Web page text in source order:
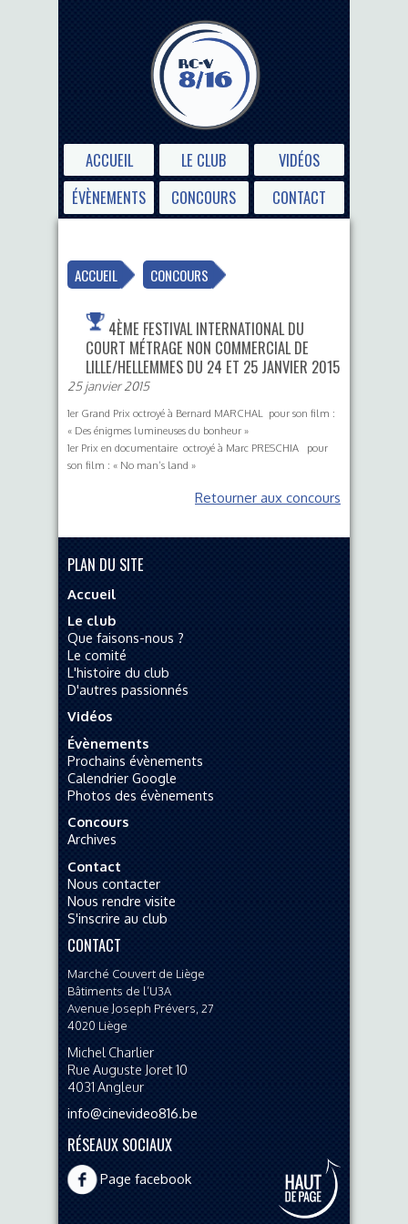
ACCUEIL LE CLUB
VIDÉOS
ÉVÈNEMENTS
CONCOURS CONTACT
ACCUEIL CONCOURS
4ÈME FESTIVAL INTERNATIONAL DU
COURT MÉTRAGE NON COMMERCIAL DE
LILLE/HELLEMMES DU 24 ET 25 JANVIER 2015
25 janvier 2015
1er Grand Prix octroyé à Bernard MARCHAL pour son film :
« Des énigmes lumineuses du bonheur »
1er Prix en documentaire octroyé à Marc PRESCHIA pour
son film : « No man’s land »
Retourner aux concours
PLAN DU SITE
Accueil
Le club
Que faisons-nous ?
Le comité
L'histoire du club
D'autres passionnés
Vidéos
Évènements
Prochains évènements
Calendrier Google
Photos des évènements
Concours
Archives
Contact
Nous contacter
Nous rendre visite
S'inscrire au club
CONTACT
Marché Couvert de Liège
Bâtiments de l’U3A
Avenue Joseph Prévers, 27
4020 Liège
Michel Charlier
Rue Auguste Joret 10
4031 Angleur
info@cinevideo816.be
RÉSEAUX SOCIAUX
Page facebook